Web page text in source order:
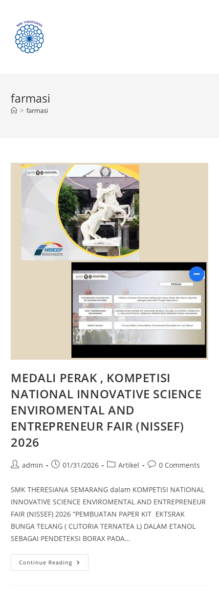
farmasi
> farmasi
MEDALI PERAK , KOMPETISI
NATIONAL INNOVATIVE SCIENCE
ENVIROMENTAL AND
ENTREPRENEUR FAIR (NISSEF)
2026
admin 01/31/2026 Artikel 0 Comments
SMK THERESIANA SEMARANG dalam KOMPETISI NATIONAL
INNOVATIVE SCIENCE ENVIROMENTAL AND ENTREPRENEUR
FAIR (NISSEF) 2026 “PEMBUATAN PAPER KIT EKTSRAK
BUNGA TELANG ( CLITORIA TERNATEA L) DALAM ETANOL
SEBAGAI PENDETEKSI BORAX PADA…
Continue Reading